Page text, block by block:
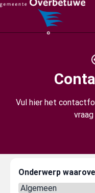
Vul hier het
Onderwerp